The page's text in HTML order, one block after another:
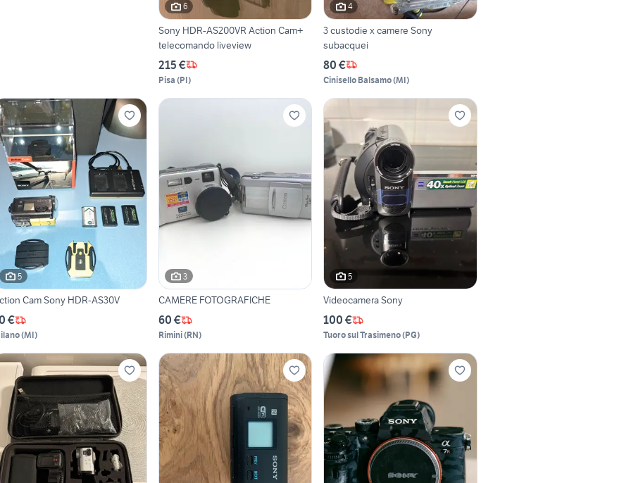
6
Sony HDR-AS200VR Action Cam+
telecomando liveview
215 €
Pisa (PI)
4
3 custodie x camere Sony
subacquei
80 €
Cinisello Balsamo(MI)
5
Cam Sony HDR-AS30V
€
(MI)
3
CAMERE FOTOGRAFICHE
60 €
Rimini(RN)
5
Videocamera Sony
100 €
Tuoro sul Trasimeno(PG)